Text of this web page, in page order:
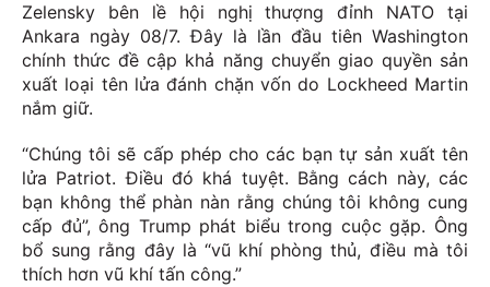
Zelensky bên lề hội nghị thượng đỉnh NATO tại
Ankara ngày 08/7. Đây là lần đầu tiên Washington
chính thức đề cập khả năng chuyển giao quyền sản
xuất loại tên lửa đánh chặn vốn do Lockheed Martin
nắm giữ.
“Chúng tôi sẽ cấp phép cho các bạn tự sản xuất tên
lửa Patriot. Điều đó khá tuyệt. Bằng cách này, các
bạn không thể phàn nàn rằng chúng tôi không cung
cấp đủ”, ông Trump phát biểu trong cuộc gặp. Ông
bổ sung rằng đây là “vũ khí phòng thủ, điều mà tôi
thích hơn vũ khí tấn công.”